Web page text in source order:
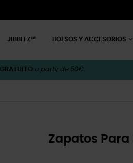
JIBBITZ™ BOLSOS Y ACCESORIOS
GRATUITO a partir de 50€.
Zapatos Para